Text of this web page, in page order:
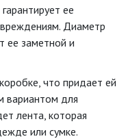
ее
Диаметр
ее заметной и
что придает ей
вариантом для
лента, которая
или сумке.